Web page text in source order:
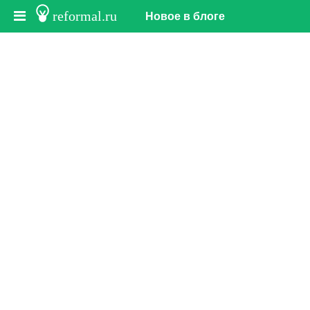
reformal.ru Новое в блоге